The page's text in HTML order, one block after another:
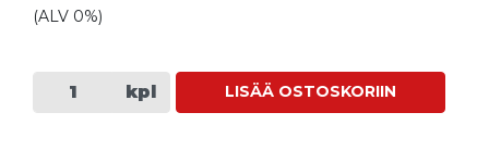
(ALV 0%)
kpl LISÄÄ OSTOSKORIIN